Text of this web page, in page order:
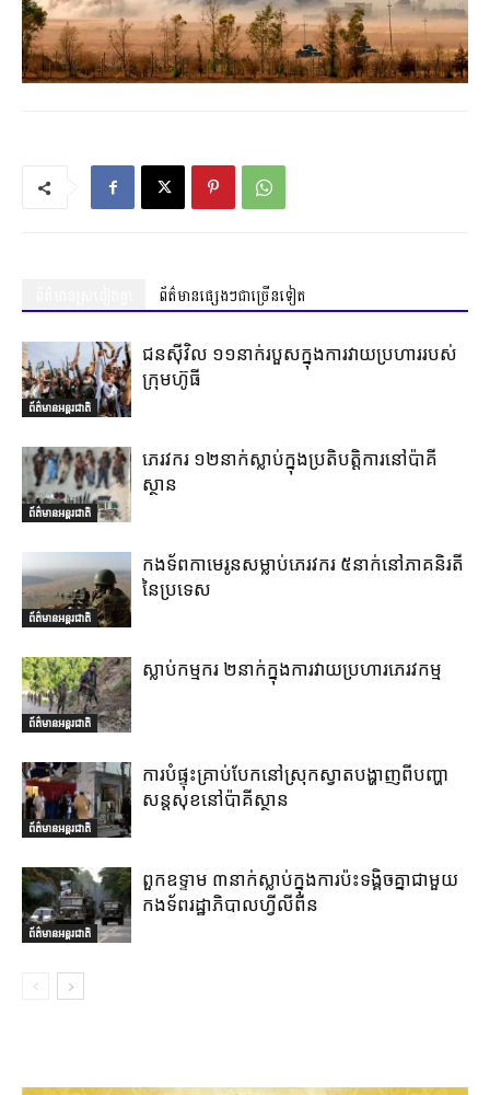
ព័ត៌មានផ្សេងៗជាច្រើនទៀត
ព័ត៌មានអន្តរជាតិ
ជនស៊ីវិល ១១នាក់របួសក្នុងការវាយប្រហាររបស់
ក្រុមហ៊ូធី
ព័ត៌មានអន្តរជាតិ
ភេរវករ ១២នាក់ស្លាប់ក្នុងប្រតិបត្តិការនៅប៉ាគី
ស្ថាន
ព័ត៌មានអន្តរជាតិ
កងទ័ពកាមេរូនសម្លាប់ភេរវករ ៥នាក់នៅភាគនិរតី
នៃប្រទេស
ព័ត៌មានអន្តរជាតិ
ស្លាប់កម្មករ ២នាក់ក្នុងការវាយប្រហារភេរវកម្ម
ព័ត៌មានអន្តរជាតិ
ការបំផ្ទុះគ្រាប់បែកនៅស្រុកស្វាតបង្ហាញពីបញ្ហា
សន្តសុខនៅប៉ាគីស្ថាន
ព័ត៌មានអន្តរជាតិ
ពួកឧទ្ទាម ៣នាក់ស្លាប់ក្នុងការប៉ះទង្គិចគ្នាជាមួយ
កងទ័ពរដ្ឋាភិបាលហ្វីលីពីន